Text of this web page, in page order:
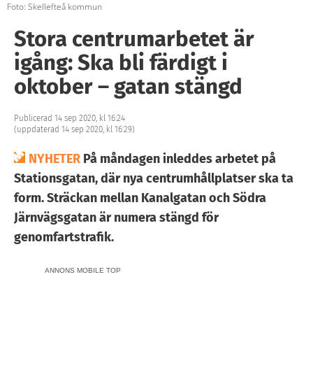
Foto: Skellefteå kommun
Stora centrumarbetet är
igång: Ska bli färdigt i
oktober – gatan stängd
Publicerad 14 sep 2020, kl 16:24
(uppdaterad 14 sep 2020, kl 16:29)
NYHETER På måndagen inleddes arbetet på
Stationsgatan, där nya centrumhållplatser ska ta
form. Sträckan mellan Kanalgatan och Södra
Järnvägsgatan är numera stängd för
genomfartstrafik.
ANNONS MOBILE TOP